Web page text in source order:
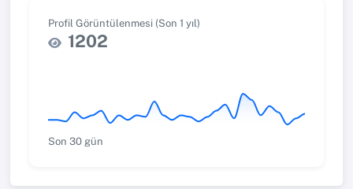
Profil Görüntülenmesi (Son 1 yıl)
1202
Son 30 gün